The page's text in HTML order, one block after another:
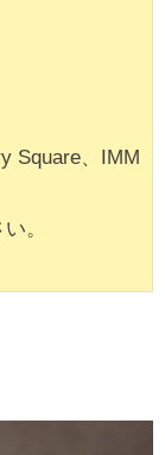
Square、IMM
。